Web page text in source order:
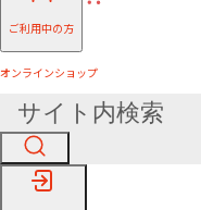
ご利用中の方
オンラインショップ